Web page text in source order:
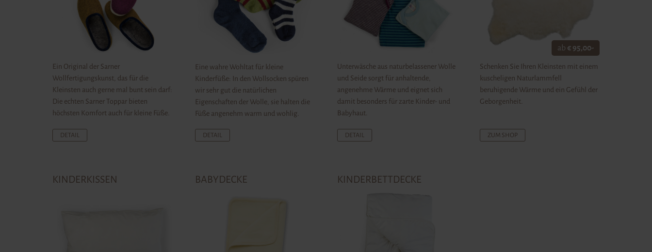
Ein Original der Sarner
Wollfertigungskunst, das für die
Kleinsten auch gerne mal bunt sein darf:
Die echten Sarner Toppar bieten
höchsten Komfort auch für kleine Füße.
DETAIL
Eine wahre Wohltat für kleine
Kinderfüße: In den Wollsocken spüren
wir sehr gut die natürlichen
Eigenschaften der Wolle, sie halten die
Füße angenehm warm und wohlig.
DETAIL
Unterwäsche aus naturbelassener Wolle
und Seide sorgt für anhaltende,
angenehme Wärme und eignet sich
damit besonders für zarte Kinder- und
Babyhaut.
DETAIL
ab € 95,00-
Schenken Sie Ihren Kleinsten mit einem
kuscheligen Naturlammfell
beruhigende Wärme und ein Gefühl der
Geborgenheit.
ZUM SHOP
KINDERKISSEN BABYDECKE KINDERBETTDECKE